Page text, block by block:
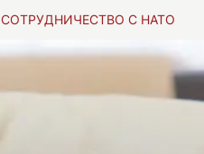
СОТРУДНИЧЕСТВО С НАТО